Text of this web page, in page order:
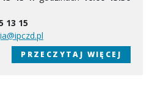
13 15
PRZECZYTAJ WIĘCEJ